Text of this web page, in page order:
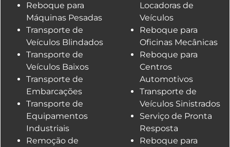
Reboque para
Máquinas Pesadas
Transporte de
Veículos Blindados
Transporte de
Veículos Baixos
Transporte de
Embarcações
Transporte de
Equipamentos
Industriais
Remoção de
Locadoras de
Veículos
Reboque para
Oficinas Mecânicas
Reboque para
Centros
Automotivos
Transporte de
Veículos Sinistrados
Serviço de Pronta
Resposta
Reboque para